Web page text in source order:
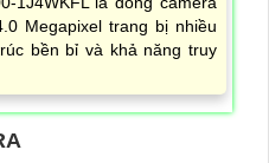
Megapixel trang bị nhiều
bền bỉ và khả năng truy